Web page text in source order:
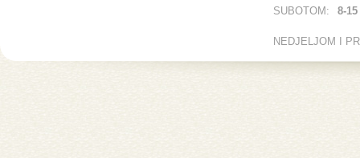
SUBOTOM:
8-15
NEDJELJOM I